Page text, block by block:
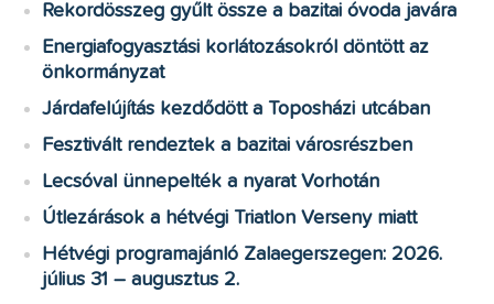
Rekordösszeg gyűlt össze a bazitai óvoda javára
Energiafogyasztási korlátozásokról döntött az
önkormányzat
Járdafelújítás kezdődött a Toposházi utcában
Fesztivált rendeztek a bazitai városrészben
Lecsóval ünnepelték a nyarat Vorhotán
Útlezárások a hétvégi Triatlon Verseny miatt
Hétvégi programajánló Zalaegerszegen: 2026.
július 31 – augusztus 2.